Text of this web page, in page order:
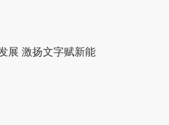
激扬文字赋新能